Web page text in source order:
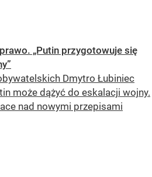
„Putin przygotowuje się
Dmytro Łubiniec
może dążyć do eskalacji wojny.
nad nowymi przepisami